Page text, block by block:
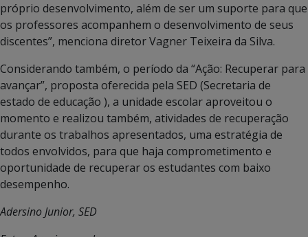
próprio desenvolvimento, além de ser um suporte para que
os professores acompanhem o desenvolvimento de seus
discentes”, menciona diretor Vagner Teixeira da Silva.
Considerando também, o período da “Ação: Recuperar para
avançar”, proposta oferecida pela SED (Secretaria de
estado de educação ), a unidade escolar aproveitou o
momento e realizou também, atividades de recuperação
durante os trabalhos apresentados, uma estratégia de
todos envolvidos, para que haja comprometimento e
oportunidade de recuperar os estudantes com baixo
desempenho.
Adersino Junior, SED